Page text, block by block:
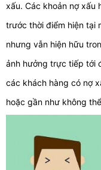
xấu. Các khoản nợ xấu
trước thời điểm hiện tại
nhưng vẫn hiện hữu
ảnh hưởng trực tiếp tới
các khách hàng có nợ
hoặc gần như không